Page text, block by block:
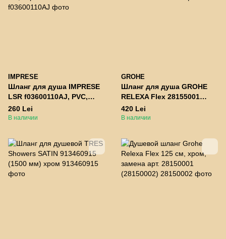
IMPRESE
Шланг для душа IMPRESE
LSR f03600110AJ, PVC,
1700 мм, черный матовый
260 Lei
В наличии
GROHE
Шланг для душа GROHE
RELEXA Flex 28155001
хром 2000 мм
420 Lei
В наличии